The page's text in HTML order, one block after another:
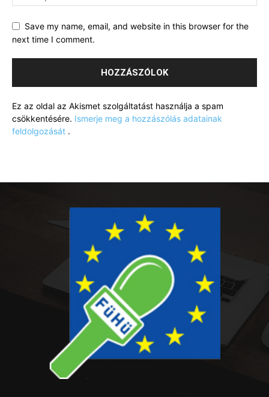
Save my name, email, and website in this browser for the
next time I comment.
Ez az oldal az Akismet szolgáltatást használja a spam
csökkentésére. Ismerje meg a hozzászólás adatainak
feldolgozását .